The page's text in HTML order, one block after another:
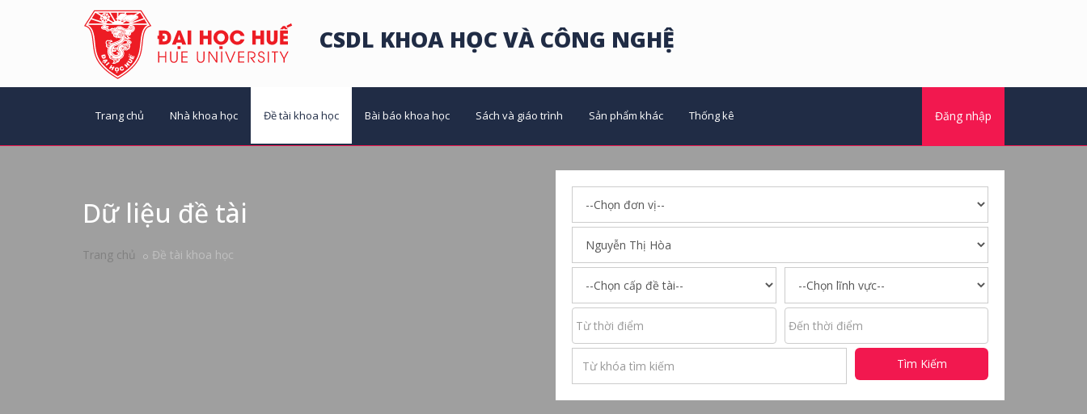
CSDL KHOA HỌC VÀ CÔNG NGHỆ
Trang chủ Nhà khoa học Đề tài khoa học Bài báo khoa học Sách và giáo trình Sản phẩm khác Thống kê Đăng nhập
Dữ liệu đề tài
Trang chủ Đề tài khoa học
Tìm Kiếm